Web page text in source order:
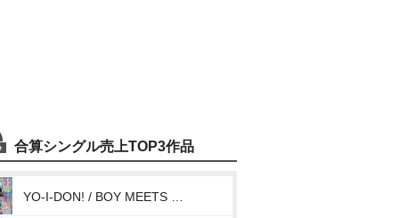
合算シングル売上TOP3作品